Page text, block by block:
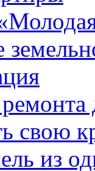
свою
из